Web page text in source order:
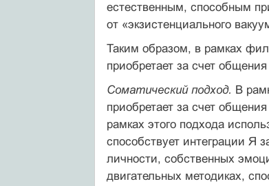
естественным, способным
от «экзистенциального
Таким образом, в рамках
приобретает за счет
Соматический подход. В
приобретает за счет
рамках этого подхода
способствует интеграции Я
личности, собственных
двигательных методиках,